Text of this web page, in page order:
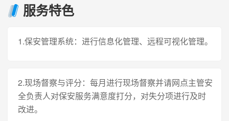
服务特色
1.保安管理系统：进行信息化管理、远程可视化管理。
2.现场督察与评分：每月进行现场督察并请网点主管安
全负责人对保安服务满意度打分，对失分项进行及时
改进。